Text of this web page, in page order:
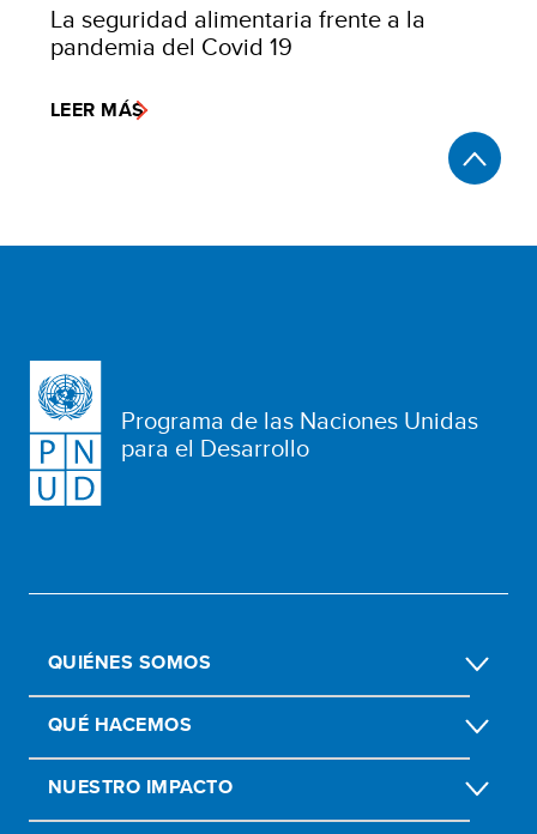
La seguridad alimentaria frente a la
pandemia del Covid 19
LEER MÁS
Programa de las Naciones Unidas
para el Desarrollo
QUIÉNES SOMOS
QUÉ HACEMOS
NUESTRO IMPACTO